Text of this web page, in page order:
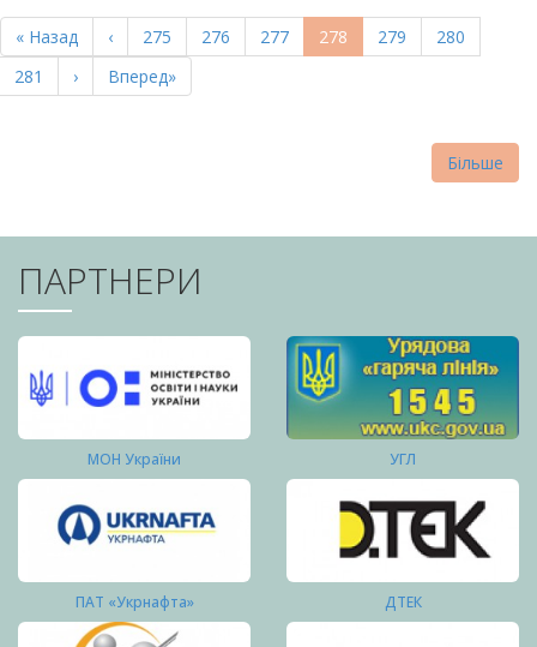
НА
СТОРІНКИ
Перша
сторінка
« Назад
Попередня
сторінка
‹ Page
275 Page
276 Page
277
Поточна
сторінка
278 Page
279 Page
280
Page
281
Наступна
сторінка
›
Остання
сторінка
Вперед»
Більше
ПАРТНЕРИ
МОН України УГЛ
ПАТ «Укрнафта» ДТЕК